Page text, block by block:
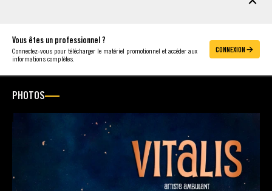
Vous êtes un professionnel ?
Connectez-vous pour télécharger le matériel promotionnel et accéder aux
informations complètes.
CONNEXION
PHOTOS